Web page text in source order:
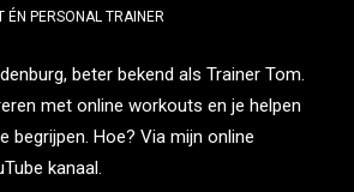
ÉN PERSONAL TRAINER
beter bekend als Trainer Tom.
met online workouts en je helpen
begrijpen. Hoe? Via mijn online
kanaal.